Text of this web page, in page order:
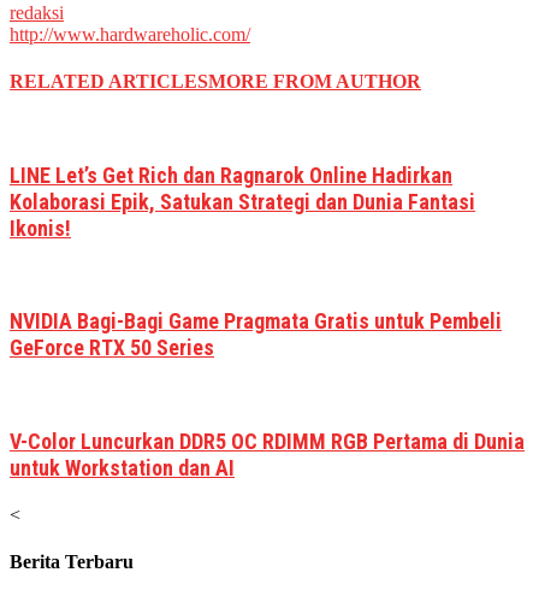
redaksi
http://www.hardwareholic.com/
RELATED ARTICLESMORE FROM AUTHOR
LINE Let’s Get Rich dan Ragnarok Online Hadirkan
Kolaborasi Epik, Satukan Strategi dan Dunia Fantasi
Ikonis!
NVIDIA Bagi-Bagi Game Pragmata Gratis untuk Pembeli
GeForce RTX 50 Series
V-Color Luncurkan DDR5 OC RDIMM RGB Pertama di Dunia
untuk Workstation dan AI
<
Berita Terbaru